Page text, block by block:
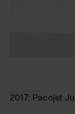
2017: Pacojet